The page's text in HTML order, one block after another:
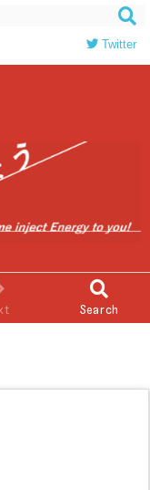
on value of type
wp-
on line120
Search
Twitter